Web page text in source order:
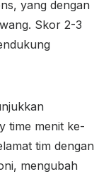
yang dengan
Skor 2-3
time menit ke-
tim dengan
mengubah